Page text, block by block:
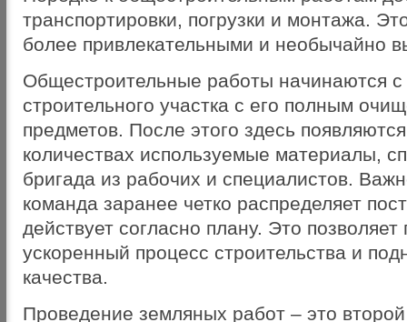
транспортировки, погрузки и монтажа.
более привлекательными и необычайно
Общестроительные работы начинаются
строительного участка с его полным
предметов. После этого здесь
количествах используемые материалы,
бригада из рабочих и специалистов.
команда заранее четко распределяет
действует согласно плану. Это позволяет
ускоренный процесс строительства и
качества.
Проведение земляных работ – это